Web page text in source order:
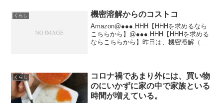
値上EPAが不足してい...
くらし 機密溶解からのコストコ
Amazon@●●●.HHH【HHHを求めるなら
こちらから】@●●●.HHH【HHHを求める
ならこちらから】昨日は、機密溶解（紙
からね...
くらし
コロナ禍であまり外には、買い物
のにいかずに家の中で家族といる
時間が増えている。